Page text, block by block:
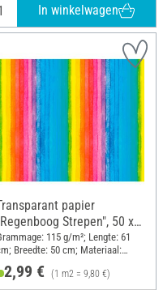
In winkelwagen
papier
Strepen", 50 x
cm
115 g/m²; Lengte: 61
Breedte: 50 cm; Materiaal:
Papier
2,99 € (1 m2 = 9,80 €)